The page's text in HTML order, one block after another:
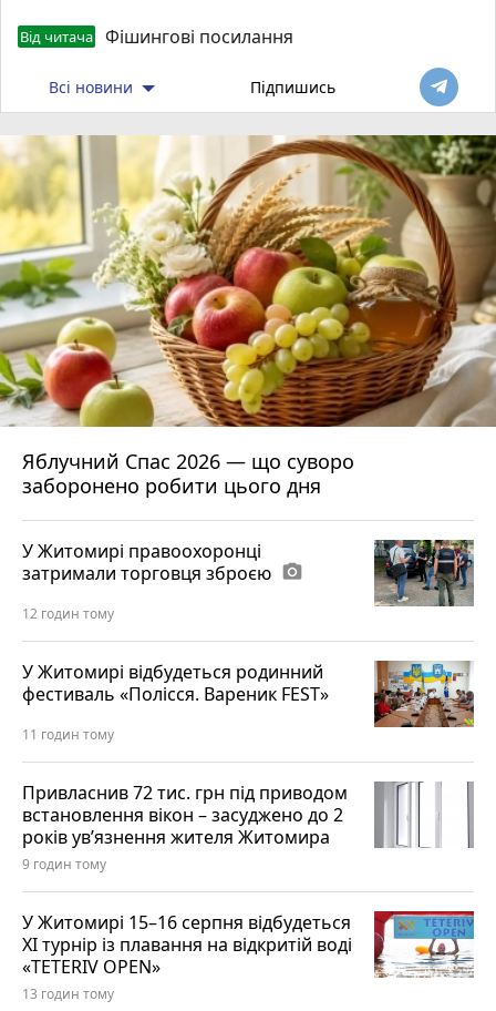
Від читача Фішингові посилання
Всі новини Підпишись
Яблучний Спас 2026 — що суворо
заборонено робити цього дня
У Житомирі правоохоронці
затримали торговця зброєю photo_camera
12 годин тому
У Житомирі відбудеться родинний
фестиваль «Полісся. Вареник FEST»
11 годин тому
Привласнив 72 тис. грн під приводом
встановлення вікон – засуджено до 2
років ув’язнення жителя Житомира
9 годин тому
У Житомирі 15–16 серпня відбудеться
XI турнір із плавання на відкритій воді
«TETERIV OPEN»
13 годин тому